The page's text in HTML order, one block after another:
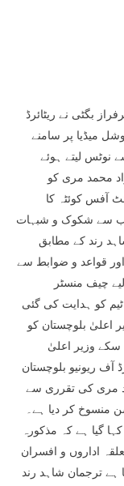
بگٹی نے ریٹائرڈ
میڈیا پر سامنے
نوٹس لیتے ہوئے
محمد مری کو
آفس کوئٹہ کا
سے شکوک و شبہات
رند کے مطابق
قواعد و ضوابط سے
چیف منسٹر
کو ہدایت کی گئی
اعلیٰ بلوچستان کو
سکے وزیر اعلیٰ
ریونیو بلوچستان
مری کی تقرری سے
منسوخ کر دیا ہے۔
گیا ہے کہ مذکورہ
اداروں و افسران
ہے ترجمان شاہد رند